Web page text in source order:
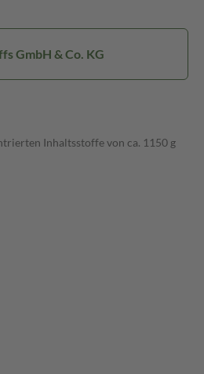
GmbH & Co. KG
Inhaltsstoffe von ca. 1150 g